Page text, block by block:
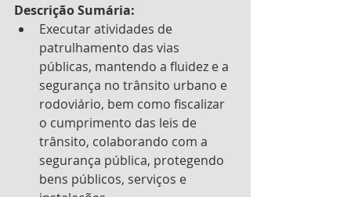
Descrição Sumária:
Executar atividades de
patrulhamento das vias
públicas, mantendo a fluidez e a
segurança no trânsito urbano e
rodoviário, bem como fiscalizar
o cumprimento das leis de
trânsito, colaborando com a
segurança pública, protegendo
bens públicos, serviços e